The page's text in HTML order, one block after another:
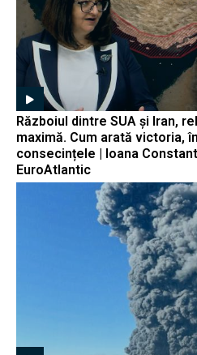
Războiul dintre SUA și Iran,
maximă. Cum arată victoria,
consecințele | Ioana
EuroAtlantic